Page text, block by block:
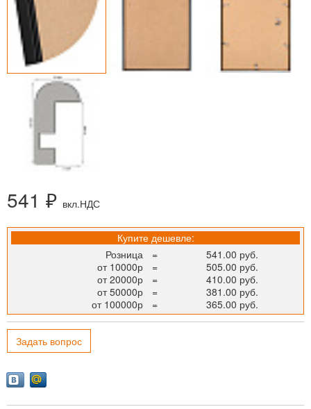
541 ₽ вкл.НДС
Купите дешевле:
Розница
=
541.00 руб.
от 10000р
=
505.00 руб.
от 20000р
=
410.00 руб.
от 50000р
=
381.00 руб.
от 100000р
= 365.00 руб.
Задать вопрос